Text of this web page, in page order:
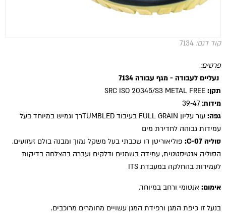
קוד דגם: 7134
פרטים:
נעליים לעבודה - מגף עבודה 7134
תקן:
מידות: 39-47
גפה:
עור עליון FULL GRAIN בעיבוד TUMBLEDרך וגמיש במיוחד בעל
עמידות גבוהה לחדירת מים
סוליה C-07:
פוליאוריטן דו שכבתי בעל משקל נמוך ומבנה בולם זעזועים.
הסוליה אנטיסטטית, עמידה בשמנים ודלקים ועברה בהצלחה בדיקות
לעמידות בהחלקה במעבדת ITS
אימום: אנטומי ורחב במיוחד.
בנעל זו כיפת המגן ורפידת המגן עשויים מחומרים מרוכבים.